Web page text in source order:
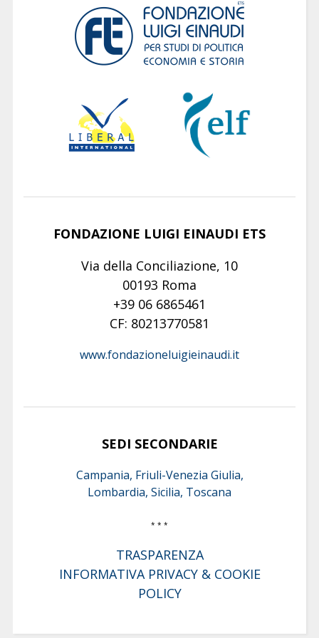
FONDAZIONE LUIGI EINAUDI ETS
Via della Conciliazione, 10
00193 Roma
+39 06 6865461
CF: 80213770581
www.fondazioneluigieinaudi.it
SEDI SECONDARIE
Campania, Friuli-Venezia Giulia,
Lombardia, Sicilia, Toscana
* * *
TRASPARENZA
INFORMATIVA PRIVACY & COOKIE
POLICY